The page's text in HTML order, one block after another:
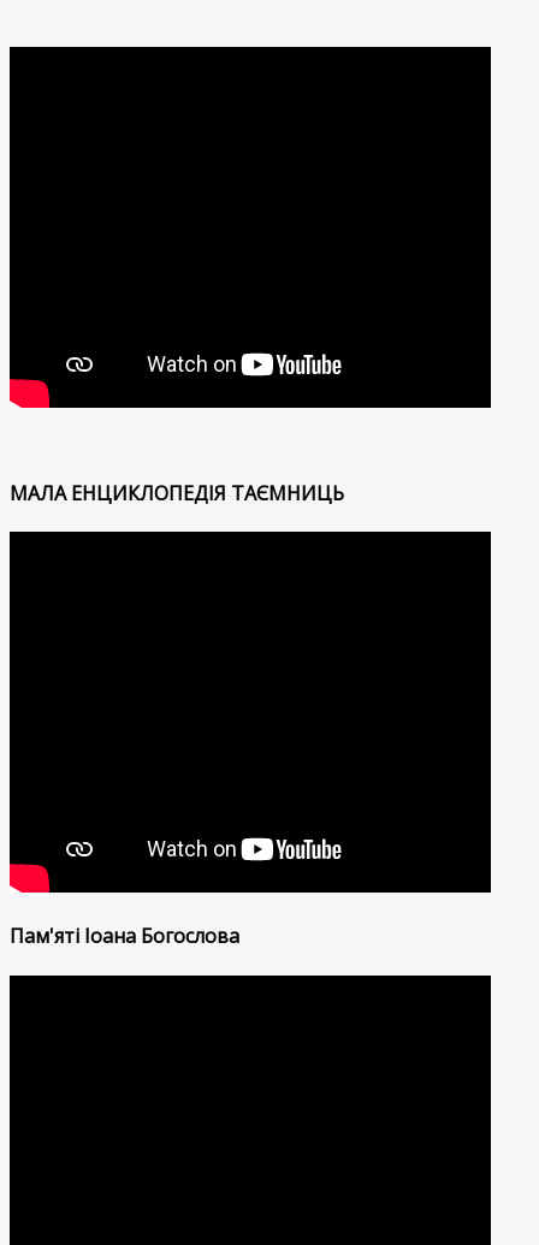
МАЛА ЕНЦИКЛОПЕДІЯ ТАЄМНИЦЬ
Пам'яті Іоана Богослова